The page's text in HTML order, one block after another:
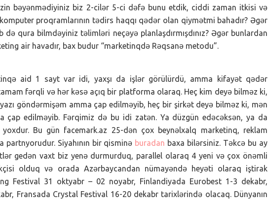
bəyənmədiyiniz biz 2-cilər 5-ci dəfə bunu etdik, ciddi zaman itkisi və
proqramlarının tədirs haqqı qədər olan qiymətmi bahadır? Əgər
qura bilmdəyiniz təlimləri neçəyə planlaşdırmışdınız? Əgər bunlardan
air havadır, bax budur “marketinqdə Rəqsanə metodu”.
aid 1 sayt var idi, yaxşı da işlər görülürdü, amma kifayət qədər
fərqli və hər kəsə açıq bir platforma olaraq. Heç kim deyə bilməz ki,
göndərmişəm amma çap edilməyib, heç bir şirkət deyə bilməz ki, mən
çap edilməyib. Fərqimiz də bu idi zatən. Ya düzgün edəcəksən, ya da
Bu gün facemark.az 25-dən çox beynəlxalq marketinq, reklam
partnyorudur. Siyahının bir qisminə buradan baxa bilərsiniz. Təkcə bu ay
gedən vaxt biz yenə durmurduq, parallel olaraq 4 yeni və çox önəmli
olduq və orada Azərbaycandan nümayəndə heyəti olaraq iştirak
Festival 31 oktyabr – 02 noyabr, Finlandiyada Eurobest 1-3 dekabr,
Fransada Crystal Festival 16-20 dekabr tarixlərində olacaq. Dünyanın